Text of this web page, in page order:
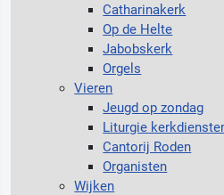
Catharinakerk
Op de Helte
Jabobskerk
Orgels
Vieren
Jeugd op zondag
Liturgie
Cantorij Roden
Organisten
Wijken